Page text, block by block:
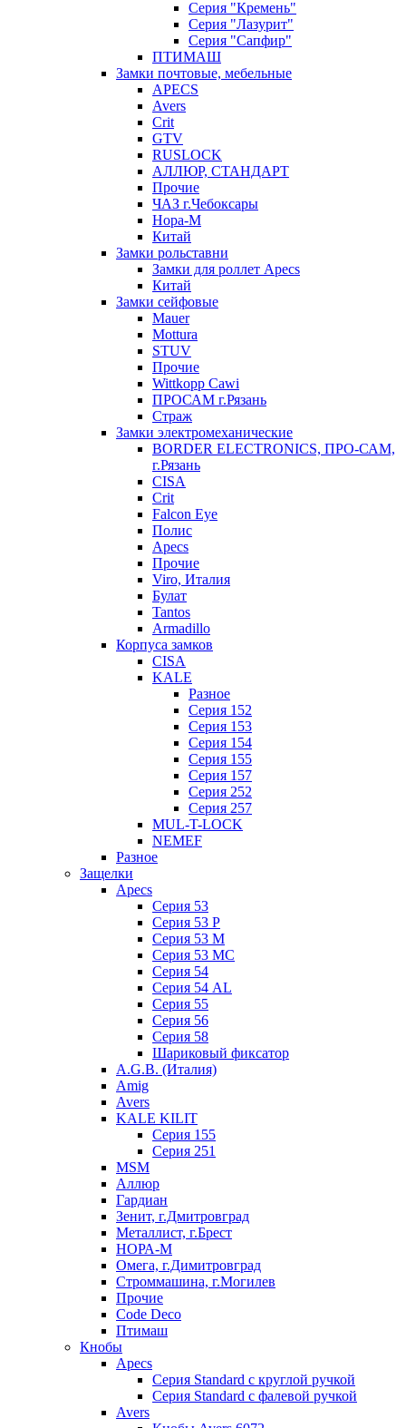
Серия "Кремень"
Серия "Лазурит"
Серия "Сапфир"
ПТИМАШ
Замки почтовые, мебельные
APECS
Avers
Crit
GTV
RUSLOCK
АЛЛЮР, СТАНДАРТ
Прочие
ЧАЗ г.Чебоксары
Нора-М
Китай
Замки рольставни
Замки для роллет Apecs
Китай
Замки сейфовые
Mauer
Mottura
STUV
Прочие
Wittkopp Cawi
ПРОСАМ г.Рязань
Страж
Замки электромеханические
BORDER ELECTRONICS, ПРО-САМ,
г.Рязань
CISA
Crit
Falcon Eye
Полис
Apecs
Прочие
Viro, Италия
Булат
Tantos
Armadillo
Корпуса замков
CISA
KALE
Разное
Серия 152
Серия 153
Серия 154
Серия 155
Серия 157
Серия 252
Серия 257
MUL-T-LOCK
NEMEF
Разное
Защелки
Apecs
Серия 53
Серия 53 P
Серия 53 М
Серия 53 МC
Серия 54
Серия 54 AL
Серия 55
Серия 56
Серия 58
Шариковый фиксатор
A.G.B. (Италия)
Amig
Avers
KALE KILIT
Серия 155
Серия 251
MSM
Аллюр
Гардиан
Зенит, г.Дмитровград
Металлист, г.Брест
НОРА-М
Омега, г.Димитровград
Строммашина, г.Могилев
Прочие
Code Deco
Птимаш
Кнобы
Apecs
Серия Standard с круглой ручкой
Серия Standard с фалевой ручкой
Avers